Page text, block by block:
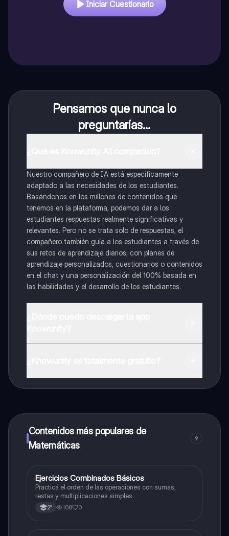
Iniciar Cuestionario
Pensamos que nunca lo
preguntarías...
Nuestro compañero de IA está específicamente
adaptado a las necesidades de los estudiantes.
Basándonos en los millones de contenidos que
tenemos en la plataforma, podemos dar a los
estudiantes respuestas realmente significativas y
relevantes. Pero no se trata solo de respuestas, el
compañero también guía a los estudiantes a través de
sus retos de aprendizaje diarios, con planes de
aprendizaje personalizados, cuestionarios o contenidos
en el chat y una personalización del 100% basada en
las habilidades y el desarrollo de los estudiantes.
a determinadas funciones.
Contenidos más populares de
Matemáticas
9
EMatemáticas
Ejercicios Combinados Básicos
Practicá el orden de las operaciones con sumas,
restas y multiplicaciones simples.
2° 108 0